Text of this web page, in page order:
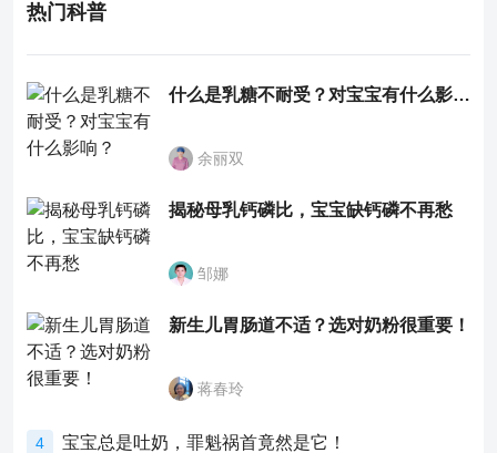
热门科普
什么是乳糖不耐受？对宝宝有什么影响？
余丽双
揭秘母乳钙磷比，宝宝缺钙磷不再愁
邹娜
新生儿胃肠道不适？选对奶粉很重要！
蒋春玲
4 宝宝总是吐奶，罪魁祸首竟然是它！